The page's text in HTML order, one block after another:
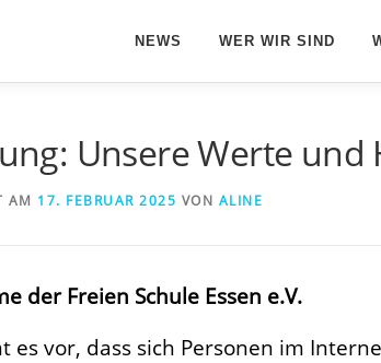
NEWS WER WIR SIND
Unsere Werte und
AM 17. FEBRUAR 2025 VON ALINE
der Freien Schule Essen e.V.
es vor, dass sich Personen im